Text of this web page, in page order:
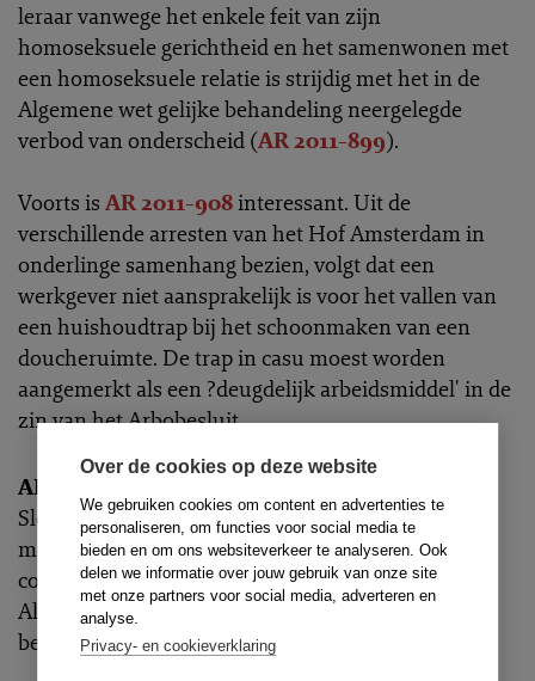
Over de cookies op deze website
We gebruiken cookies om content en advertenties te
personaliseren, om functies voor social media te
bieden en om ons websiteverkeer te analyseren. Ook
delen we informatie over jouw gebruik van onze site
met onze partners voor social media, adverteren en
analyse.
Privacy- en cookieverklaring
leraar vanwege het enkele feit van zijn
homoseksuele gerichtheid en het samenwonen met
een homoseksuele relatie is strijdig met het in de
Algemene wet gelijke behandeling neergelegde
verbod van onderscheid (AR 2011-899).
Voorts is AR 2011-908interessant. Uit de
verschillende arresten van het Hof Amsterdam in
onderlinge samenhang bezien, volgt dat een
werkgever niet aansprakelijk is voor het vallen van
een huishoudtrap bij het schoonmaken van een
doucheruimte. De trap in casu moest worden
aangemerkt als een ?deugdelijk arbeidsmiddel' in de
zin van het Arbobesluit.
AR Poll
Slechts een kleine meerderheid (52%) is het eens
met de stelling: ?Het aanvaarden van niet-
contractuele werkgever als vervreemder in het
Albron-arrest zal tot vergaande oprekking van het
bereik van titel 7.10 BW leiden.'